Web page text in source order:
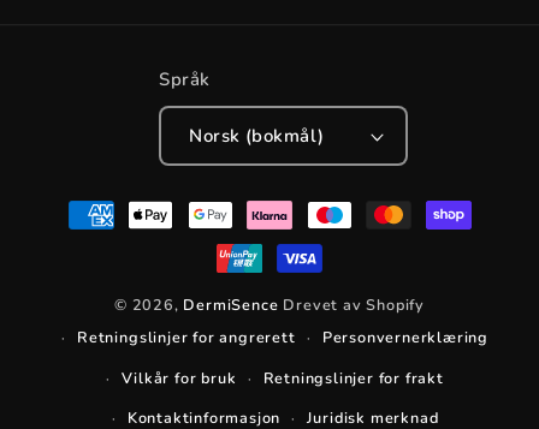
Språk
Norsk (bokmål)
Betalingsmåter
© 2026, DermiSence Drevet av Shopify
Retningslinjer for angrerett
Personvernerklæring
Vilkår for bruk
Retningslinjer for frakt
Kontaktinformasjon
Juridisk merknad